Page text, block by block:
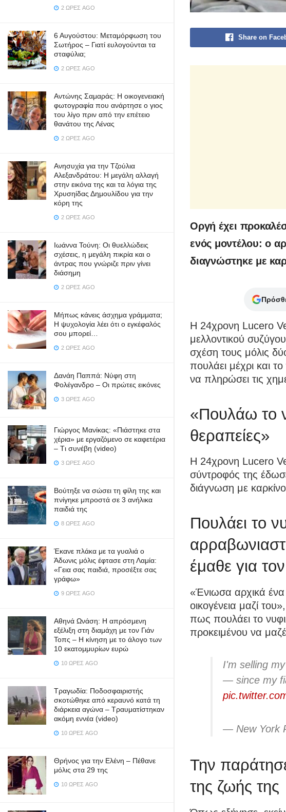
2 ΏΡΕΣ AGO
6 Αυγούστου: Μεταμόρφωση του
Σωτήρος – Γιατί ευλογούνται τα
σταφύλια;
2 ΏΡΕΣ AGO
Αντώνης Σαμαράς: Η οικογενειακή
φωτογραφία που ανάρτησε ο γιος
του λίγο πριν από την επέτειο
θανάτου της Λένας
2 ΏΡΕΣ AGO
Ανησυχία για την Τζούλια
Αλεξανδράτου: Η μεγάλη αλλαγή
στην εικόνα της και τα λόγια της
Χρυσηίδας Δημουλίδου για την
κόρη της
2 ΏΡΕΣ AGO
Ιωάννα Τούνη: Οι θυελλώδεις
σχέσεις, η μεγάλη πικρία και ο
άντρας που γνώριζε πριν γίνει
διάσημη
2 ΏΡΕΣ AGO
Μήπως κάνεις άσχημα γράμματα;
Η ψυχολογία λέει ότι ο εγκέφαλός
σου μπορεί…
2 ΏΡΕΣ AGO
Δανάη Παππά: Νύφη στη
Φολέγανδρο – Οι πρώτες εικόνες
3 ΏΡΕΣ AGO
Γιώργος Μανίκας: «Πιάστηκε στα
χέρια» με εργαζόμενο σε καφετέρια
– Tι συνέβη (video)
3 ΏΡΕΣ AGO
Βούτηξε να σώσει τη φίλη της και
πνίγηκε μπροστά σε 3 ανήλικα
παιδιά της
8 ΏΡΕΣ AGO
Έκανε πλάκα με τα γυαλιά ο
Άδωνις μόλις έφτασε στη Λαμία:
«Γεια σας παιδιά, προσέξτε σας
γράφω»
9 ΏΡΕΣ AGO
Αθηνά Ωνάση: Η απρόσμενη
εξέλιξη στη διαμάχη με τον Γιάν
Τοπς – Η κίνηση με το άλογο των
10 εκατομμυρίων ευρώ
10 ΏΡΕΣ AGO
Τραγωδία: Ποδοσφαιριστής
σκοτώθηκε από κεραυνό κατά τη
διάρκεια αγώνα – Τραυματίστηκαν
ακόμη εννέα (video)
10 ΏΡΕΣ AGO
Θρήνος για την Ελένη – Πέθανε
μόλις στα 29 της
10 ΏΡΕΣ AGO
Share on
Οργή έχει
ενός μοντέλου: ο
διαγνώστηκε με
Η 24χρονη Lucero
μελλοντικού
σχέση τους μόλις
πουλάει μέχρι και
να πληρώσει τις
«Πουλάω το
θεραπείες»
Η 24χρονη Lucero
σύντροφός της
διάγνωση με
Πουλάει το
έμαθε για
«Ένιωσα αρχικά
οικογένεια μαζί
πως πουλάει το
προκειμένου να
I'm selling
— since my
— New York
Την
της ζωής της